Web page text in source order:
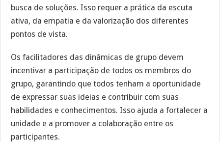
busca de soluções. Isso requer a prática da escuta
ativa, da empatia e da valorização dos diferentes
pontos de vista.
Os facilitadores das dinâmicas de grupo devem
incentivar a participação de todos os membros do
grupo, garantindo que todos tenham a oportunidade
de expressar suas ideias e contribuir com suas
habilidades e conhecimentos. Isso ajuda a fortalecer a
unidade e a promover a colaboração entre os
participantes.